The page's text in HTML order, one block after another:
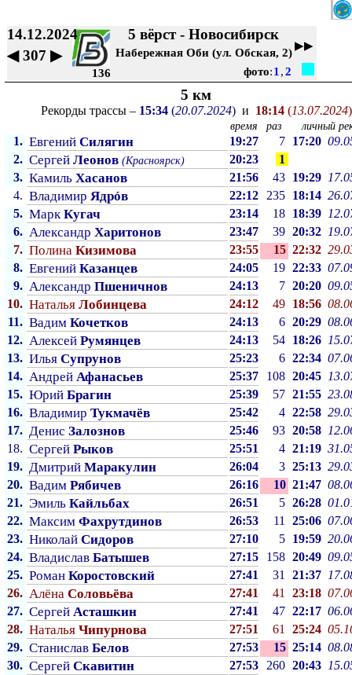
14.12.2024
◀307 ▶
136
5 вёрст - Новосибирск
Набережная Оби (ул. Обская, 2)
▶▶
фото:1 ,2
5 км
Рекорды трассы – 15:34(20.07.2024)и 18:14(13.07.2024)
время раз личный
1. Евгений Силягин 19:27 7 17:20
2. Сергей Леонов (Красноярск) 20:23
1
3. Камиль Хасанов 21:56 43 19:29
4. Владимир Ядрóв 22:12 235 18:14
5. МаркКугач 23:14 18 18:39
6. Александр Харитонов 23:47 39 20:32
7. Полина Кизимова 23:55 15 22:32
8. Евгений Казанцев 24:05 19 22:33
9. Александр Пшеничнов 24:13 7 20:20
10. Наталья Лобинцева 24:12 49 18:56
11. Вадим Кочетков 24:13 6 20:29
12. Алексей Румянцев 24:13 54 18:26
13. Илья Супрунов 25:23 6 22:34
14. Андрей Афанасьев 25:37 108 20:45
15. Юрий Брагин 25:39 57 21:55
16. Владимир Тукмачёв 25:42 4 22:58
17. Денис Залознов 25:46 93 20:58
18. Сергей Рыков 25:51 4 21:19
19. Дмитрий Маракулин 26:04 3 25:13
20. Вадим Рябичев 26:16 10 21:47
21. Эмиль Кайльбах 26:51 5 26:28
22. Максим Фахрутдинов 26:53 11 25:06
23. Николай Сидоров 27:10 5 19:59
24. Владислав Батышев 27:15 158 20:49
25. Роман Коростовский 27:41 31 21:37
26. Алёна Соловьёва 27:41 41 23:18
27. Сергей Асташкин 27:41 47 22:17
28. Наталья Чипурнова 27:51 61 25:24
29. Станислав Белов 27:53 15 25:14
30. Сергей Скавитин 27:53 260 20:43